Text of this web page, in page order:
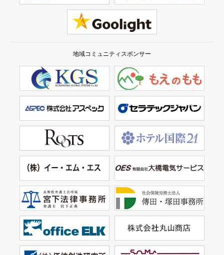
地域コミュニティスポンサー